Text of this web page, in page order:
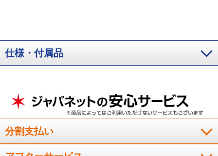
仕様・付属品
分割支払い